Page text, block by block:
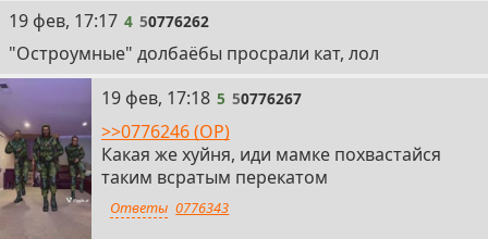
4
19 фев, 17:17 4 50776262
"Остроумные" долбаёбы просрали кат, лол
5
19 фев, 17:18 5 50776267
>>0776246 (OP)
Какая же хуйня, иди мамке похвастайся
таким всратым перекатом
Ответы 0776343